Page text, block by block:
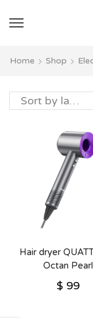
Home Shop
Hair dryer
Octan Pearl
$ 99